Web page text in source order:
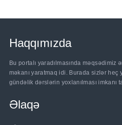
Haqqımızda
Bu portalı yaradılmasında
məkanı yaratmaq idi. Burada sizlər heç
gündəlik dərslərin yoxlanılması imkanı
Əlaqə